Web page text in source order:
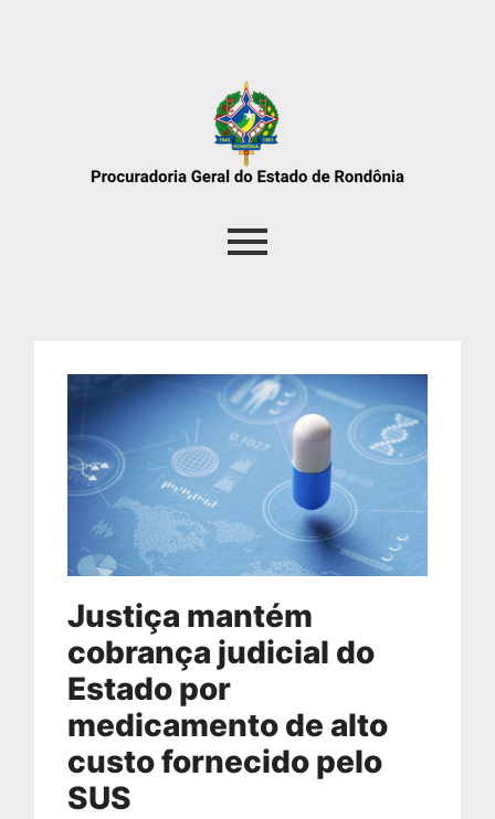
Justiça mantém
cobrança judicial do
Estado por
medicamento de alto
custo fornecido pelo
SUS